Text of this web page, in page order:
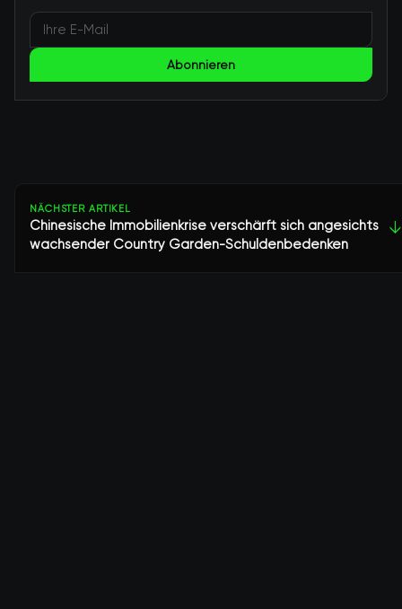
Abonnieren
NÄCHSTER ARTIKEL
Chinesische Immobilienkrise verschärft sich angesichts
wachsender Country Garden-Schuldenbedenken
↓